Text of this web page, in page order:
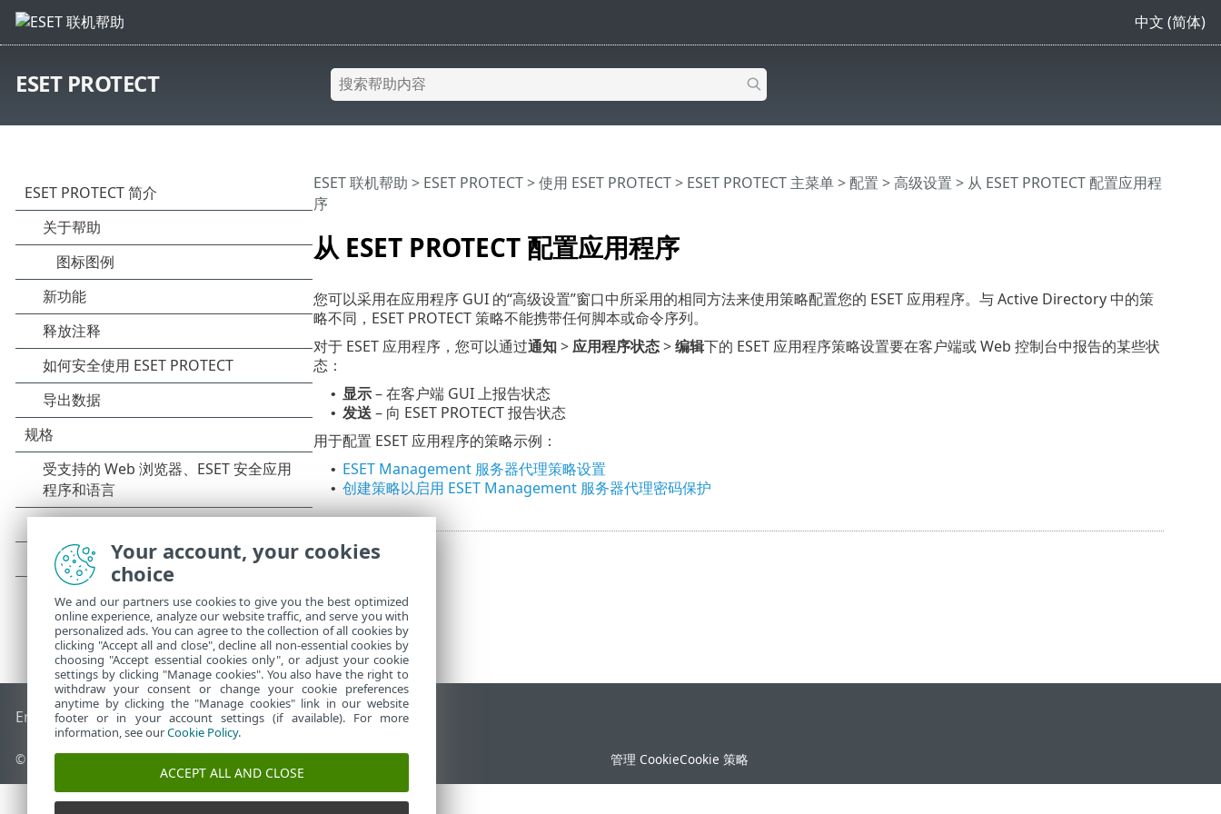
中文 (简体)
ESET PROTECT
从 ESET PROTECT 配置应用程序
ESET 联机帮助 > ESET PROTECT>使用 ESET PROTECT> ESET PROTECT 主菜单> 配置 >高级设置 > 从 ESET PROTECT 配置应用程
序
您可以采用在应用程序 GUI 的“高级设置”窗口中所采用的相同方法来使用策略配置您的 ESET 应用程序。与 Active Directory 中的策
略不同，ESET PROTECT 策略不能携带任何脚本或命令序列。
对于 ESET 应用程序，您可以通过通知>应用程序状态>编辑下的 ESET 应用程序策略设置要在客户端或 Web 控制台中报告的某些状
态：
• 显示– 在客户端 GUI 上报告状态
• 发送– 向 ESET PROTECT 报告状态
用于配置 ESET 应用程序的策略示例：
• ESET Management 服务器代理策略设置
• 创建策略以启用 ESET Management 服务器代理密码保护
End of Life ESET 知识库 ESET 论坛ESET Status Portal区域支持
© 1992 - 2026 ESET, spol. s r.o. - 保留所有权利。 管理 CookieCookie 策略
Your account, your cookies
choice
We and our partners use cookies to give you the best optimized
online experience, analyze our website traffic, and serve you with
personalized ads. You can agree to the collection of all cookies by
clicking "Accept all and close", decline all non-essential cookies by
choosing "Accept essential cookies only", or adjust your cookie
settings by clicking "Manage cookies". You also have the right to
withdraw your consent or change your cookie preferences
anytime by clicking the "Manage cookies" link in our website
footer or in your account settings (if available). For more
information, see ourCookie Policy.
ACCEPT ALL AND CLOSE